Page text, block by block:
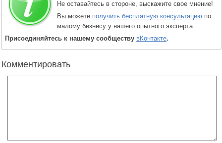
Не оставайтесь в стороне, выскажите свое мнение!
Вы можете получить бесплатную консультацию по
малому бизнесу у нашего опытного эксперта.
Присоединяйтесь к нашему сообществу вКонтакте.
Комментировать